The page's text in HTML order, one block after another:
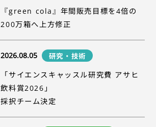
『green cola』年間販売目標を4倍の
200万箱へ上方修正
2026.08.05 研究・技術
「サイエンスキャッスル研究費 アサヒ
飲料賞2026」
採択チーム決定